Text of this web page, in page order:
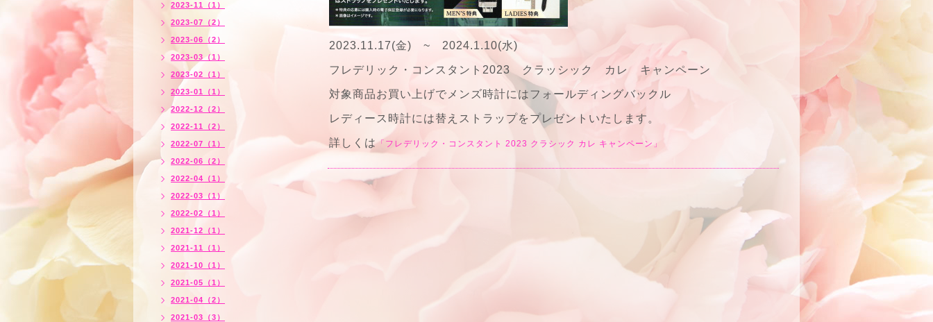
2023.11.17(金) ~ 2024.1.10(水)
フレデリック・コンスタント2023 クラッシック カレ キャンペーン
対象商品お買い上げでメンズ時計にはフォールディングバックル
レディース時計には替えストラップをプレゼントいたします。
詳しくは「フレデリック・コンスタント 2023 クラシック カレ キャンペーン」
2023-11（1）
2023-07（2）
2023-06（2）
2023-03（1）
2023-02（1）
2023-01（1）
2022-12（2）
2022-11（2）
2022-07（1）
2022-06（2）
2022-04（1）
2022-03（1）
2022-02（1）
2021-12（1）
2021-11（1）
2021-10（1）
2021-05（1）
2021-04（2）
2021-03（3）